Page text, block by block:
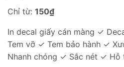
Chỉ từ: 150₫
In decal giấy cán màng ✓
Tem vỡ ✓ Tem bảo hành ✓
Nhanh chóng ✓ Sắc nét ✓ Hỗ